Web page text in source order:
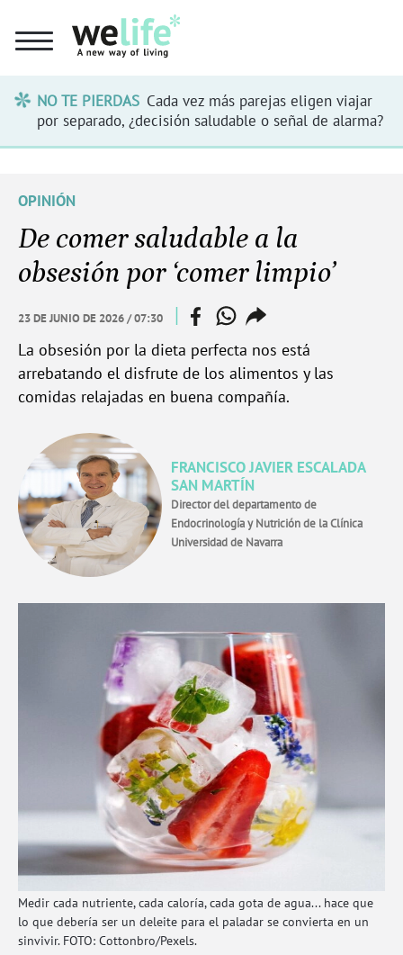
NO TE PIERDAS Cada vez más parejas eligen viajar
por separado, ¿decisión saludable o señal de alarma?
OPINIÓN
De comer saludable a la
obsesión por ‘comer limpio’
23 DE JUNIO DE 2026 / 07:30 | facebookwhatsappcompartir
enlace
La obsesión por la dieta perfecta nos está
arrebatando el disfrute de los alimentos y las
comidas relajadas en buena compañía.
FRANCISCO JAVIER ESCALADA
SAN MARTÍN
Director del departamento de
Endocrinología y Nutrición de la Clínica
Universidad de Navarra
Medir cada nutriente, cada caloría, cada gota de agua... hace que
lo que debería ser un deleite para el paladar se convierta en un
sinvivir. FOTO: Cottonbro/Pexels.